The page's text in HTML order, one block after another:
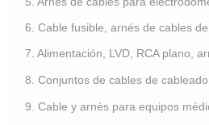
6. Cable fusible, arnés de cables
7. Alimentación, LVD, RCA plano,
8. Conjuntos de cables de
9. Cable y arnés para equipos